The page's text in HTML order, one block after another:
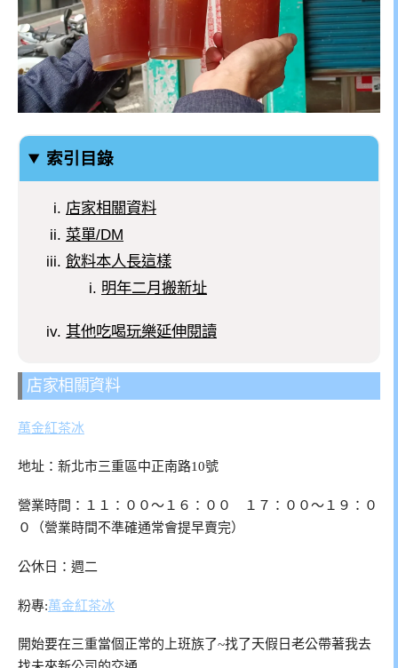
索引目錄
店家相關資料
菜單/DM
飲料本人長這樣
明年二月搬新址
其他吃喝玩樂延伸閱讀
店家相關資料
萬金紅茶冰
地址：新北市三重區中正南路10號
營業時間：１１：００～１６：００ １７：００～１９：０
０（營業時間不準確通常會提早賣完）
公休日：週二
粉專:萬金紅茶冰
開始要在三重當個正常的上班族了~找了天假日老公帶著我去